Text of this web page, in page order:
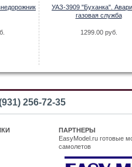
УАЗ-3909 "Буханка".
газовая служба
1299.00 руб.
256-72-35
ПАРТНЕРЫ
EasyModel.ru готовые
самолетов